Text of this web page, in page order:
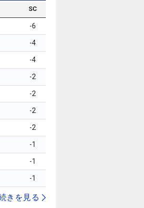
SC
-6
-4
-4
-2
-2
-2
-2
-1
-1
-1
きを見る